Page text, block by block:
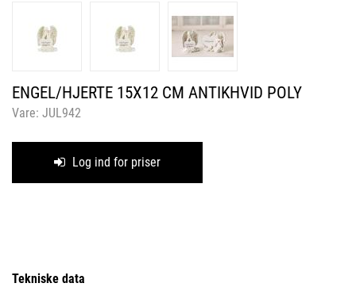
ENGEL/HJERTE 15X12 CM ANTIKHVID POLY
Vare: JUL942
Log ind for priser
Tekniske data